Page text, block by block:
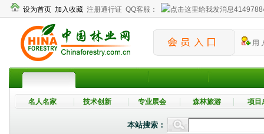
设为首页 加入收藏 注册通行证 QQ客服：
用
名人名家 技术创新 专业展会 森林旅游 项目
本站搜索：